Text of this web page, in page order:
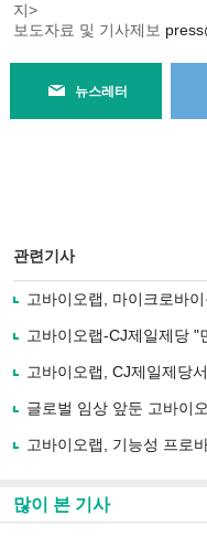
지>
보도자료 및 기사제보
뉴스레터
관련기사
고바이오랩, 마이크로바
고바이오랩-CJ제일제당
고바이오랩, CJ제일제당
글로벌 임상 앞둔 고바이
고바이오랩, 기능성 프로
많이 본 기사